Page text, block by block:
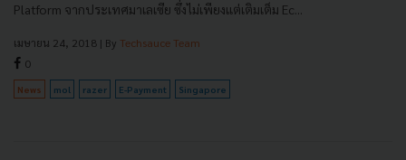
Platform จากประเทศมาเลเซีย ซึ่งไม่เพียงแต่เติมเต็ม Ec...
เมษายน 24, 2018 | By Techsauce Team
0
News mol razer E-Payment Singapore